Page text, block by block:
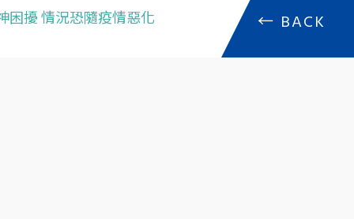
困擾 情況恐隨疫情惡化 ← BACK